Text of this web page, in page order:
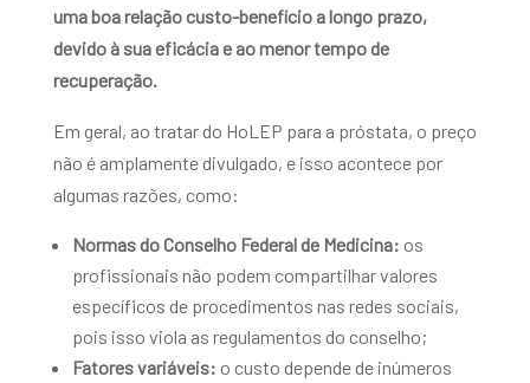
uma boa relação custo-benefício a longo prazo,
devido à sua eficácia e ao menor tempo de
recuperação.
Em geral, ao tratar do HoLEP para a próstata, o preço
não é amplamente divulgado, e isso acontece por
algumas razões, como:
Normas do Conselho Federal de Medicina: os
profissionais não podem compartilhar valores
específicos de procedimentos nas redes sociais,
pois isso viola as regulamentos do conselho;
Fatores variáveis: o custo depende de inúmeros